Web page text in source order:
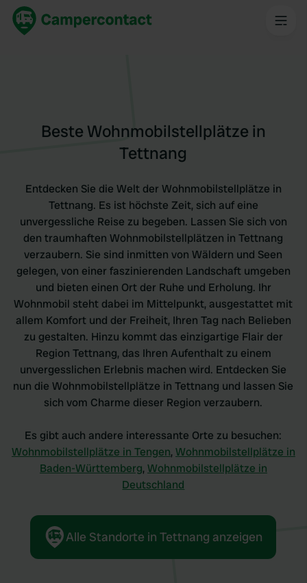
Beste Wohnmobilstellplätze in
Tettnang
Entdecken Sie die Welt der Wohnmobilstellplätze in
Tettnang. Es ist höchste Zeit, sich auf eine
unvergessliche Reise zu begeben. Lassen Sie sich von
den traumhaften Wohnmobilstellplätzen in Tettnang
verzaubern. Sie sind inmitten von Wäldern und Seen
gelegen, von einer faszinierenden Landschaft umgeben
und bieten einen Ort der Ruhe und Erholung. Ihr
Wohnmobil steht dabei im Mittelpunkt, ausgestattet mit
allem Komfort und der Freiheit, Ihren Tag nach Belieben
zu gestalten. Hinzu kommt das einzigartige Flair der
Region Tettnang, das Ihren Aufenthalt zu einem
unvergesslichen Erlebnis machen wird. Entdecken Sie
nun die Wohnmobilstellplätze in Tettnang und lassen Sie
sich vom Charme dieser Region verzaubern.
Es gibt auch andere interessante Orte zu besuchen:
Wohnmobilstellplätze in Tengen, Wohnmobilstellplätze in
Baden-Württemberg, Wohnmobilstellplätze in
Deutschland
Alle Standorte in Tettnang anzeigen